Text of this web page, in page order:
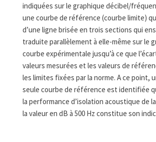
indiquées sur le graphique décibel/
une courbe de référence (courbe limite)
d’une ligne brisée en trois sections qui
traduite parallèlement à elle-même sur le
courbe expérimentale jusqu’à ce que
valeurs mesurées et les valeurs de
les limites fixées par la norme. A ce point,
seule courbe de référence est identifiée
la performance d’isolation acoustique de
la valeur en dB à 500 Hz constitue son